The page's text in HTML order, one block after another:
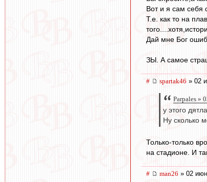
Вот и я сам себя
Т.е. как то на
Дай мне Бог
ЗЫ. А самое
# spartak46 » 02
Parpales »
у этого
Ну сколько
Только-только
на стадионе. И
# man26 » 02